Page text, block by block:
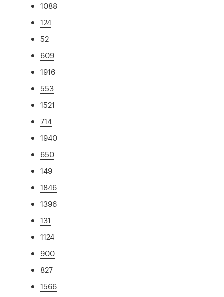
1088
124
52
609
1916
553
1521
714
1940
650
149
1846
1396
131
1124
900
827
1566